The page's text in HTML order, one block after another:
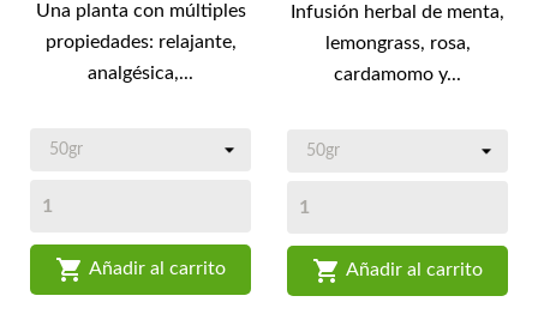
Una planta con múltiples
propiedades: relajante,
analgésica,...
 Añadir al carrito
Infusión herbal de menta,
lemongrass, rosa,
cardamomo y...
 Añadir al carrito